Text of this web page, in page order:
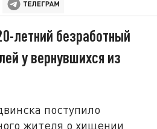
летний безработный
у вернувшихся из
поступило
жителя о хищении